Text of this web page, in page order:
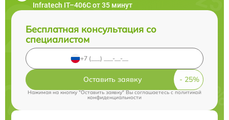
Infratech IT–406С от 35 минут
Бесплатная консультация со
специалистом
Оставить заявку
Нажимая на кнопку "Оставить заявку" Вы соглашаетесь cполитикой
конфиденциальности